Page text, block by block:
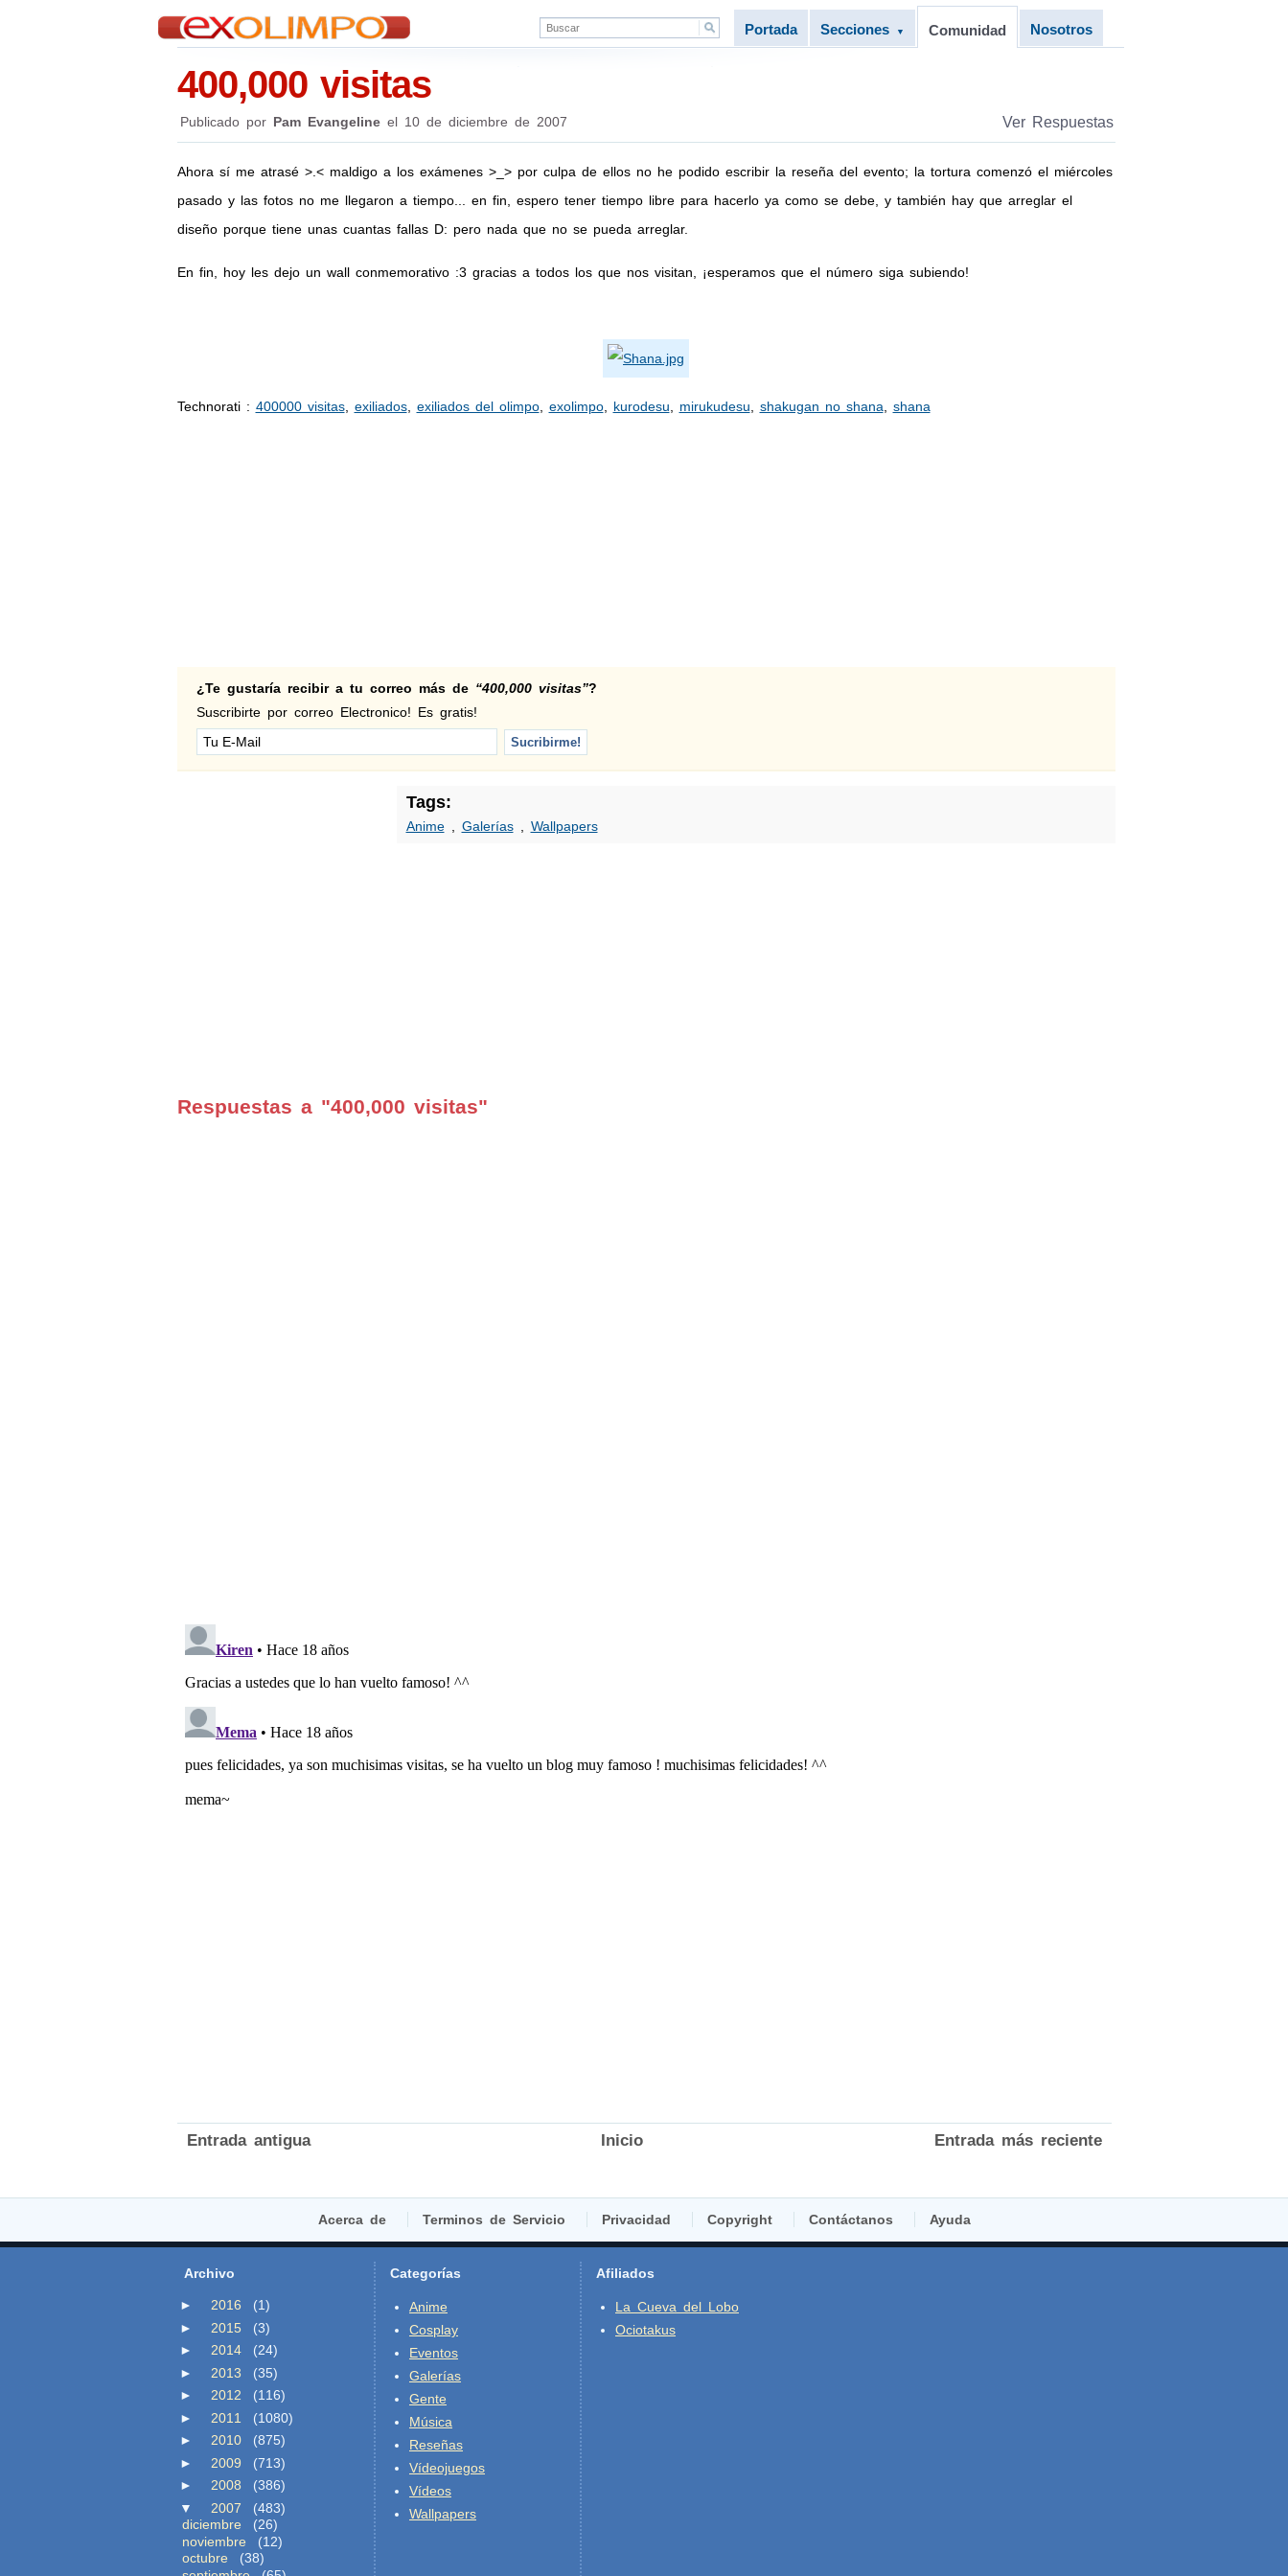
Portada Secciones ▼ Comunidad Nosotros
400,000 visitas
Publicado por Pam Evangelineel 10 de diciembre de 2007 Ver Respuestas
Ahora sí me atrasé >.< maldigo a los exámenes >_> por culpa de ellos no he podido escribir la reseña del evento; la tortura comenzó el miércoles
pasado y las fotos no me llegaron a tiempo... en fin, espero tener tiempo libre para hacerlo ya como se debe, y también hay que arreglar el
diseño porque tiene unas cuantas fallas D: pero nada que no se pueda arreglar.
En fin, hoy les dejo un wall conmemorativo :3 gracias a todos los que nos visitan, ¡esperamos que el número siga subiendo!
Technorati: 400000 visitas, exiliados, exiliados del olimpo, exolimpo, kurodesu mirukudesu shakugan no shana shana
¿Te gustaría recibir a tu correo más de “400,000 visitas”?
Suscribirte por correo Electronico! Es gratis!
Tags:
Anime, Galerías, Wallpapers
Respuestas a "400,000 visitas"
Entrada más reciente
Entrada antigua Inicio
Acerca de Terminos de Servicio Privacidad Copyright Contáctanos Ayuda
Archivo
► 2016
(1)
►
2015
(3)
►
2014
(24)
►
2013
(35)
►
2012
(116)
►
2011
(1080)
►
2010
(875)
►
2009
(713)
►
2008
(386)
▼
2007
(483)
diciembre
(26)
noviembre
(12)
octubre
(38)
Categorías
Anime
Cosplay
Eventos
Galerías
Gente
Música
Reseñas
Vídeojuegos
Vídeos
Wallpapers
Afiliados
La Cueva del Lobo
Ociotakus